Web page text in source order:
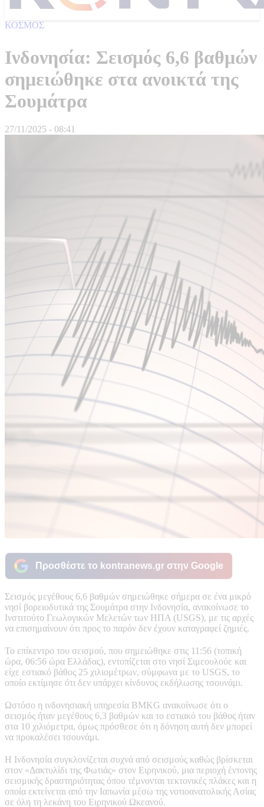
ΚΟΣΜΟΣ
Ινδονησία: Σεισμός 6,6 βαθμών
σημειώθηκε στα ανοικτά της
Σουμάτρα
27/11/2025 - 08:41
Προσθέστε το kontranews.gr στην Google
Σεισμός μεγέθους 6,6 βαθμών σημειώθηκε σήμερα σε ένα μικρό
νησί βορειοδυτικά της Σουμάτρα στην Ινδονησία, ανακοίνωσε το
Ινστιτούτο Γεωλογικών Μελετών των ΗΠΑ (USGS), με τις αρχές
να επισημαίνουν ότι προς το παρόν δεν έχουν καταγραφεί ζημιές.
Το επίκεντρο του σεισμού, που σημειώθηκε στις 11:56 (τοπική
ώρα, 06:56 ώρα Ελλάδας), εντοπίζεται στο νησί Σιμεουλούε και
είχε εστιακό βάθος 25 χιλιομέτρων, σύμφωνα με το USGS, το
οποίο εκτίμησε ότι δεν υπάρχει κίνδυνος εκδήλωσης τσουνάμι.
Ωστόσο η ινδονησιακή υπηρεσία BMKG ανακοίνωσε ότι ο
σεισμός ήταν μεγέθους 6,3 βαθμών και το εστιακό του βάθος ήταν
στα 10 χιλιόμετρα, όμως πρόσθεσε ότι η δόνηση αυτή δεν μπορεί
να προκαλέσει τσουνάμι.
Η Ινδονησία συγκλονίζεται συχνά από σεισμούς καθώς βρίσκεται
στον «Δακτυλίδι της Φωτιάς» στον Ειρηνικού, μια περιοχή έντονης
σεισμικής δραστηριότητας όπου τέμνονται τεκτονικές πλάκες και η
οποία εκτείνεται από την Ιαπωνία μέσω της νοτιοανατολικής Ασίας
σε όλη τη λεκάνη του Ειρηνικού Ωκεανού.